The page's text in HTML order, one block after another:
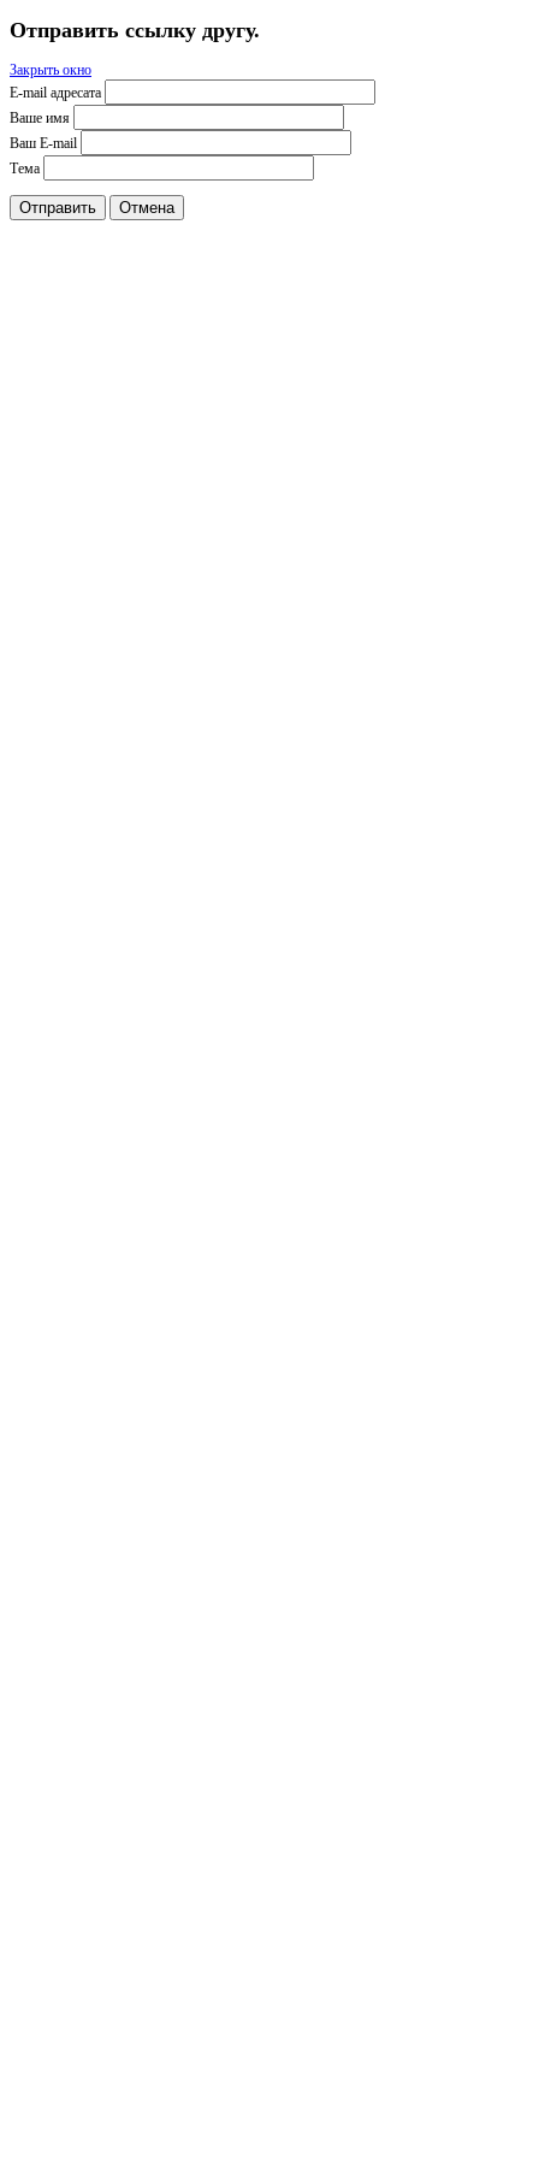
Отправить ссылку другу.
Закрыть окно
E-mail адресата
Ваше имя
Ваш E-mail
Тема
Отправить Отмена